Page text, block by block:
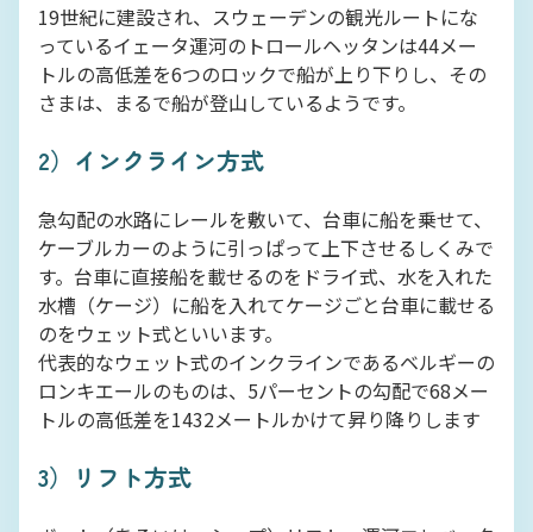
19世紀に建設され、スウェーデンの観光ルートにな
っているイェータ運河のトロールヘッタンは44メー
トルの高低差を6つのロックで船が上り下りし、その
さまは、まるで船が登山しているようです。
2）インクライン方式
急勾配の水路にレールを敷いて、台車に船を乗せて、
ケーブルカーのように引っぱって上下させるしくみで
す。台車に直接船を載せるのをドライ式、水を入れた
水槽（ケージ）に船を入れてケージごと台車に載せる
のをウェット式といいます。
代表的なウェット式のインクラインであるベルギーの
ロンキエールのものは、5パーセントの勾配で68メー
トルの高低差を1432メートルかけて昇り降りします
3）リフト方式